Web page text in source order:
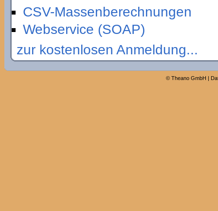
CSV-Massenberechnungen
Webservice (SOAP)
zur kostenlosen Anmeldung...
© Theano GmbH |